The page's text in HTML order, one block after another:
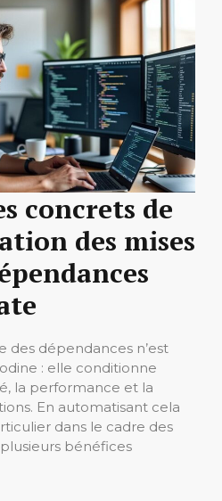
concrets de
des mises
des dépendances n’est
: elle conditionne
la performance et la
En automatisant cela
dans le cadre des
bénéfices